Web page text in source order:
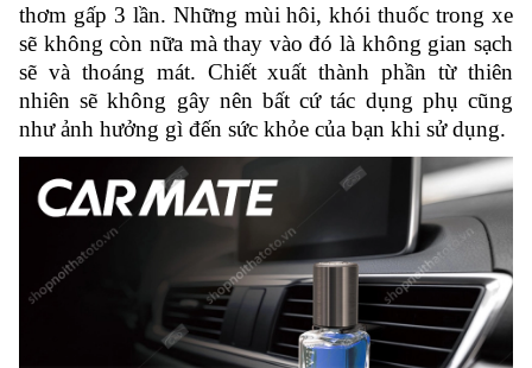
thơm gấp 3 lần. Những mùi hôi, khói thuốc trong xe
sẽ không còn nữa mà thay vào đó là không gian sạch
sẽ và thoáng mát. Chiết xuất thành phần từ thiên
nhiên sẽ không gây nên bất cứ tác dụng phụ cũng
như ảnh hưởng gì đến sức khỏe của bạn khi sử dụng.